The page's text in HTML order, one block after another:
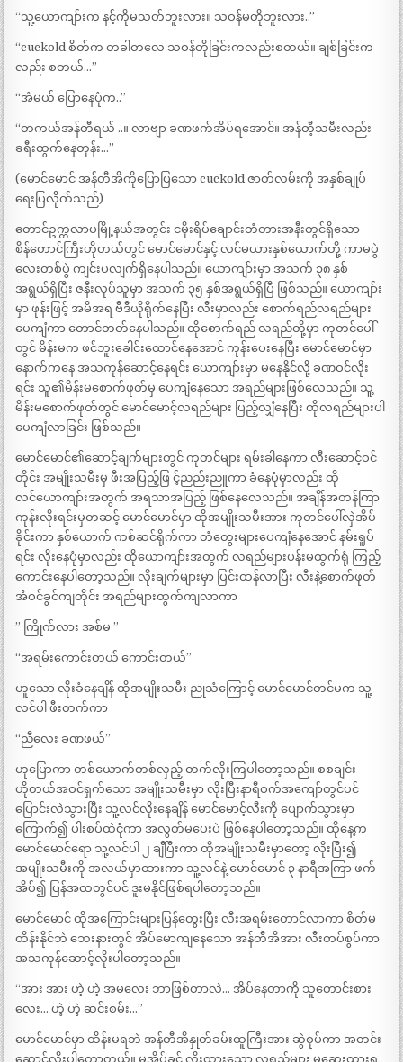
“သူ့ယောကျာ်းက နင့်ကိုမသတ်ဘူးလား။ သဝန်မတိုဘူးလား..”
“cuckold စိတ်က တခါတလေ သဝန်တိုခြင်းကလည်းစတယ်။ ချစ်ခြင်းက
လည်း စတယ်…”
“အံမယ် ပြောနေပုံက..”
“တကယ်အန်တီရယ် ..။ လာဗျာ ခဏဖက်အိပ်ရအောင်။ အန်တီ့သမီးလည်း
ခရီးထွက်နေတုန်း…”
(မောင်မောင် အန်တီအိကိုပြောပြသော cuckold ဇာတ်လမ်းကို အနှစ်ချုပ်
ရေးပြလိုက်သည်)
တောင်ဥက္ကလာပမြို့နယ်အတွင်း ငမိုးရိပ်ချောင်းတံတားအနီးတွင်ရှိသော
စိန်တောင်ကြီးဟိုတယ်တွင် မောင်မောင်နှင့် လင်မယားနှစ်ယောက်တို့ ကာမပွဲ
လေးတစ်ပွဲ ကျင်းပလျက်ရှိနေပါသည်။ ယောကျာ်းမှာ အသက် ၃၈ နှစ်
အရွယ်ရှိပြီး ဇနီးလုပ်သူမှာ အသက် ၃၅ နှစ်အရွယ်ရှိပြီ ဖြစ်သည်။ ယောကျာ်း
မှာ ဖုန်းဖြင့် အမိအရ ဗီဒီယိုရိုက်နေပြီး လီးမှာလည်း စောက်ရည်လရည်များ
ပေကျံကာ တောင်တတ်နေပါသည်။ ထိုစောက်ရည် လရည်တို့မှာ ကုတင်ပေါ်
တွင် မိန်းမက ဖင်ဘူးခေါင်းထောင်နေအောင် ကုန်းပေးနေပြီး မောင်မောင်မှာ
နောက်ကနေ အသကုန်ဆောင့်နေရင်း ယောကျာ်းမှာ မနေနိုင်လို့ ခဏဝင်လိုး
ရင်း သူ၏မိန်းမစောက်ဖုတ်မှ ပေကျံနေသော အရည်များဖြစ်လေသည်။ သူ့
မိန်းမစောက်ဖုတ်တွင် မောင်မောင့်လရည်များ ပြည့်လျှံနေပြီး ထိုလရည်များပါ
ပေကျံလာခြင်း ဖြစ်သည်။
မောင်မောင်၏ဆောင့်ချက်များတွင် ကုတင်များ ရမ်းခါနေကာ လီးဆောင့်ဝင်
တိုင်း အမျိုးသမီးမှ ဖီးအပြည့်ဖြ င့်ညည်းညူကာ ခံနေပုံမှာလည်း ထို
လင်ယောကျာ်းအတွက် အရသာအပြည့် ဖြစ်နေလေသည်။ အချိန်အတန်ကြာ
ကုန်းလိုးရင်းမှတဆင့် မောင်မောင်မှာ ထိုအမျိုးသမီးအား ကုတင်ပေါ်လှဲအိပ်
ခိုင်းကာ နှစ်ယောက် ကစ်ဆင်ရိုက်ကာ တံတွေးများပေကျံနေအောင် နမ်းရူပ်
ရင်း လိုးနေပုံမှာလည်း ထိုယောကျာ်းအတွက် လရည်များပန်းမထွက်ရုံ ကြည့်
ကောင်းနေပါတော့သည်။ လိုးချက်များမှာ ပြင်းထန်လာပြီး လီးနဲ့စောက်ဖုတ်
အံဝင်ခွင်ကျတိုင်း အရည်များထွက်ကျလာကာ
” ကြိုက်လား အစ်မ ”
“အရမ်းကောင်းတယ် ကောင်းတယ်”
ဟူသော လိုးခံနေချိန် ထိုအမျိုးသမီး ညုသံကြောင့် မောင်မောင်တင်မက သူ့
လင်ပါ ဖီးတက်ကာ
“ညီလေး ခဏဖယ်”
ဟုပြောကာ တစ်ယောက်တစ်လှည့် တက်လိုးကြပါတော့သည်။ စစချင်း
ဟိုတယ်အဝင်ရှက်သော အမျိုးသမီးမှာ လိုးပြီးနာရီဝက်အကျော်တွင်ပင်
ပြောင်းလဲသွားပြီး သူ့လင်လိုးနေချိန် မောင်မောင့်လီးကို ပျောက်သွားမှာ
ကြောက်၍ ပါးစပ်ထဲငုံကာ အလွတ်မပေးပဲ ဖြစ်နေပါတော့သည်။ ထိုနေ့က
မောင်မောင်ရော သူ့လင်ပါ ၂ ချီပြီးကာ ထိုအမျိုးသမီးမှာတော့ လိုးပြီး၍
အမျိုးသမီးကို အလယ်မှာထားကာ သူ့လင်နဲ့ မောင်မောင် ၃ နာရီအကြာ ဖက်
အိပ်၍ ပြန်အထတွင်ပင် ဒူးမနိုင်ဖြစ်ရပါတော့သည်။
မောင်မောင် ထိုအကြောင်းများပြန်တွေးပြီး လီးအရမ်းတောင်လာကာ စိတ်မ
ထိန်းနိုင်ဘဲ ဘေးနားတွင် အိပ်မောကျနေသော အန်တီအိအား လီးတပ်စွပ်ကာ
အသကုန်ဆောင့်လိုးပါတော့သည်။
“အား အား ဟဲ့ ဟဲ့ အမလေး ဘာဖြစ်တာလဲ… အိပ်နေတာကို သူတောင်းစား
လေး… ဟဲ့ ဟဲ့ ဆင်းစမ်း…”
မောင်မောင်မှာ ထိန်းမရဘဲ အန်တီအိနှုတ်ခမ်းထူကြီးအား ဆွဲစုပ်ကာ အတင်း
ဆောင့်လိုးပါတော့တယ်။ မအိပ်ခင် လိုးထားသော လရည်များ မဆေးထားရ